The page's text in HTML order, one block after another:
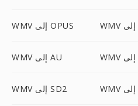
WMV إلى OPUS
WMV إلى AU
WMV إلى SD2